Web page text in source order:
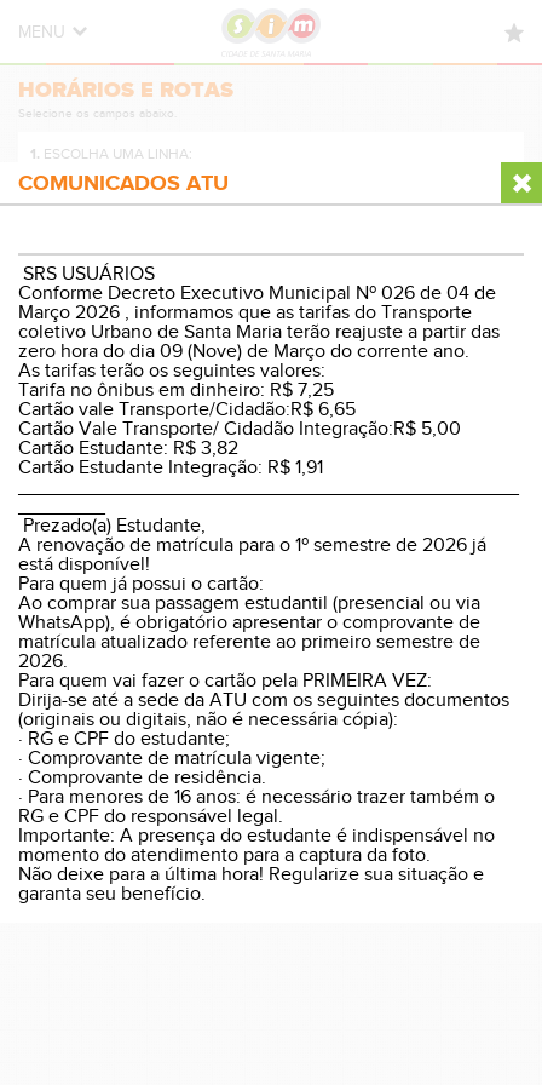
MENU
HORÁRIOS E ROTAS
DÚVIDAS FREQUENTES
COMUNICADOS ATU
SRS USUÁRIOS
Conforme Decreto Executivo Municipal Nº 026 de 04 de
Março 2026 , informamos que as tarifas do Transporte
coletivo Urbano de Santa Maria terão reajuste a partir das
zero hora do dia 09 (Nove) de Março do corrente ano.
As tarifas terão os seguintes valores:
Tarifa no ônibus em dinheiro: R$ 7,25
Cartão vale Transporte/Cidadão:R$ 6,65
Cartão Vale Transporte/ Cidadão Integração:R$ 5,00
Cartão Estudante: R$ 3,82
Cartão Estudante Integração: R$ 1,91
Prezado(a) Estudante,
A renovação de matrícula para o 1º semestre de 2026 já
está disponível!
Para quem já possui o cartão:
Ao comprar sua passagem estudantil (presencial ou via
WhatsApp), é obrigatório apresentar o comprovante de
matrícula atualizado referente ao primeiro semestre de
2026.
Para quem vai fazer o cartão pela PRIMEIRA VEZ:
Dirija-se até a sede da ATU com os seguintes documentos
(originais ou digitais, não é necessária cópia):
· RG e CPF do estudante;
· Comprovante de matrícula vigente;
· Comprovante de residência.
· Para menores de 16 anos: é necessário trazer também o
RG e CPF do responsável legal.
Importante: A presença do estudante é indispensável no
momento do atendimento para a captura da foto.
Não deixe para a última hora! Regularize sua situação e
garanta seu benefício.
HORÁRIOS E ROTAS
Selecione os campos abaixo.
1. ESCOLHA UMA LINHA:
2.ESCOLHA A DIREÇÃO:
3.ESCOLHA O PERÍODO:
VER HORÁRIOS E ROTA
© Sistema Integrado Municipal Versão Desktop